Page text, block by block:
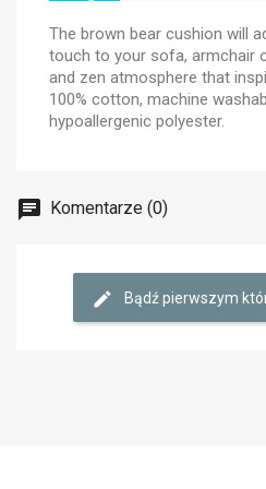
The brown bear cushion will
touch to your sofa, armchair
and zen atmosphere that
100% cotton, machine
hypoallergenic polyester.
Komentarze (0)
Bądź pierwszym